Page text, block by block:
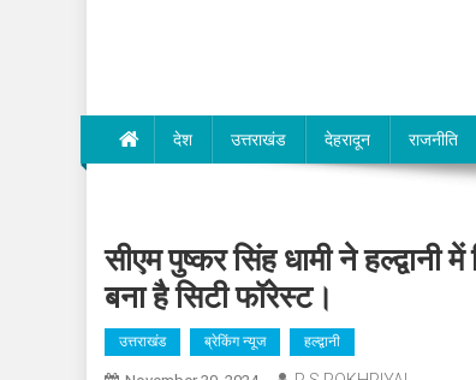
देश उत्तराखंड देहरादून राजनीति
सीएम पुष्कर सिंह धामी ने
बना है सिटी फॉरेस्ट।
उत्तराखंड ब्रेकिंग न्यूज हल्द्वानी